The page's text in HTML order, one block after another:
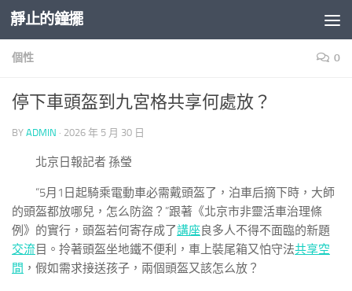
Skip to content
靜止的鐘擺
個性 0
停下車頭盔到九宮格共享何處放？
BY ADMIN · 2026 年 5 月 30 日
北京日報記者 孫瑩
“5月1日起騎乘電動車必需戴頭盔了，泊車后摘下時，大師
的頭盔都放哪兒，怎么防盜？”跟著《北京市非靈活車治理條
例》的實行，頭盔若何寄存成了講座良多人不得不面臨的新題
交流目。拎著頭盔坐地鐵不便利，車上裝尾箱又怕守法共享空
間 ，假如需求接送孩子，兩個頭盔又該怎么放？